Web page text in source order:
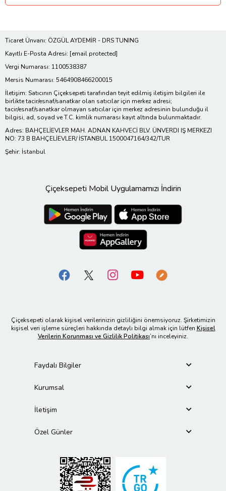
Ticaret Ünvanı: ÖZGÜL AYDEMİR - DRS TUNING
Kayıtlı E-Posta Adresi: [email protected]
Vergi Numarası: 1100538387
Mersis Numarası: 5464908466200015
İletişim: Satıcının Çiçeksepeti tarafından teyit edilmiş iletişim bilgileri ile
birlikte tacir/esnaf/sanatkar olan satıcılar için merkez adresi;
tacir/esnaf/sanatkar olmayan satıcılar için merkez adresinin bulunduğu il
bilgisi, ad, soyad ve T.C. kimlik numarası kayıt altında bulunmaktadır.
Adres: BAHÇELİEVLER MAH. ADNAN KAHVECİ BLV. ÜNVERDI IŞ MERKEZI
NO: 73 B BAHÇELİEVLER/ İSTANBUL 1500047164/342/TUR
Şehir: İstanbul
Çiçeksepeti Mobil Uygulamamızı İndirin
Çiçeksepeti olarak kişisel verilerinizin gizliliğini önemsiyoruz. Şirketimizin
kişisel veri işleme süreçleri hakkında detaylı bilgi almak için lütfen Kişisel
Verilerin Korunması ve Gizlilik Politikası’nı inceleyiniz.
Faydalı Bilgiler
Kurumsal
İletişim
Özel Günler